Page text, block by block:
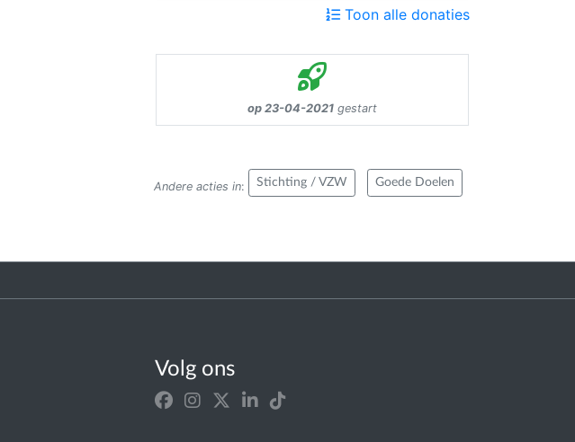
Toon alle donaties
op 23-04-2021 gestart
Andere acties in: Stichting / VZW Goede Doelen
Volg ons